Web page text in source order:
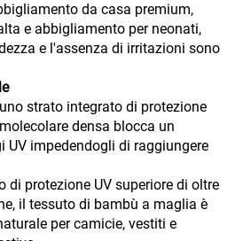
da casa premium,
e abbigliamento per neonati,
e l'assenza di irritazioni sono
strato integrato di protezione
densa blocca un
UV impedendogli di raggiungere
di protezione UV superiore di oltre
il tessuto di bambù a maglia è
per camicie, vestiti e